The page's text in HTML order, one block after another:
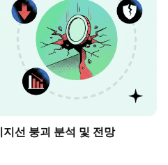
선 붕괴 분석 및 전망